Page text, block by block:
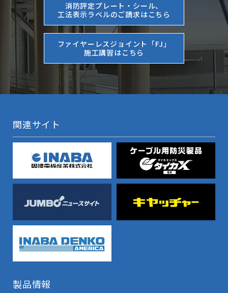
消防評定プレート・シール、
工法表示ラベルのご請求はこちら
ファイヤーレスジョイント「FJ」
施工講習はこちら
関連サイト
製品情報